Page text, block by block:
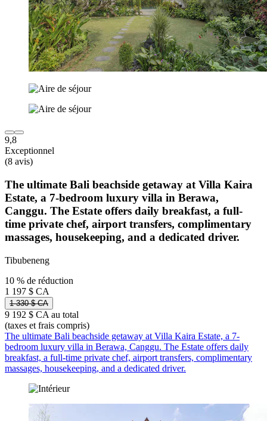
9,8
Exceptionnel
(8 avis)
The ultimate Bali beachside getaway at Villa Kaira
Estate, a 7-bedroom luxury villa in Berawa,
Canggu. The Estate offers daily breakfast, a full-
time private chef, airport transfers, complimentary
massages, housekeeping, and a dedicated driver.
Tibubeneng
10 % de réduction
1 197 $ CA
1 330 $ CA
9 192 $ CA au total
(taxes et frais compris)
The ultimate Bali beachside getaway at Villa Kaira Estate, a 7-
bedroom luxury villa in Berawa, Canggu. The Estate offers daily
breakfast, a full-time private chef, airport transfers, complimentary
massages, housekeeping, and a dedicated driver.